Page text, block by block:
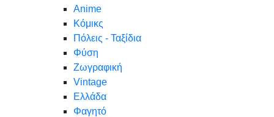
Anime
Κόμικς
Πόλεις - Ταξίδια
Φύση
Ζωγραφική
Vintage
Ελλάδα
Φαγητό